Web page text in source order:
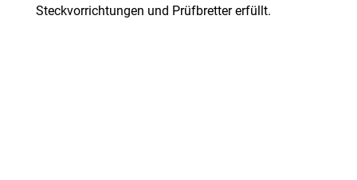
Steckvorrichtungen und Prüfbretter erfüllt.